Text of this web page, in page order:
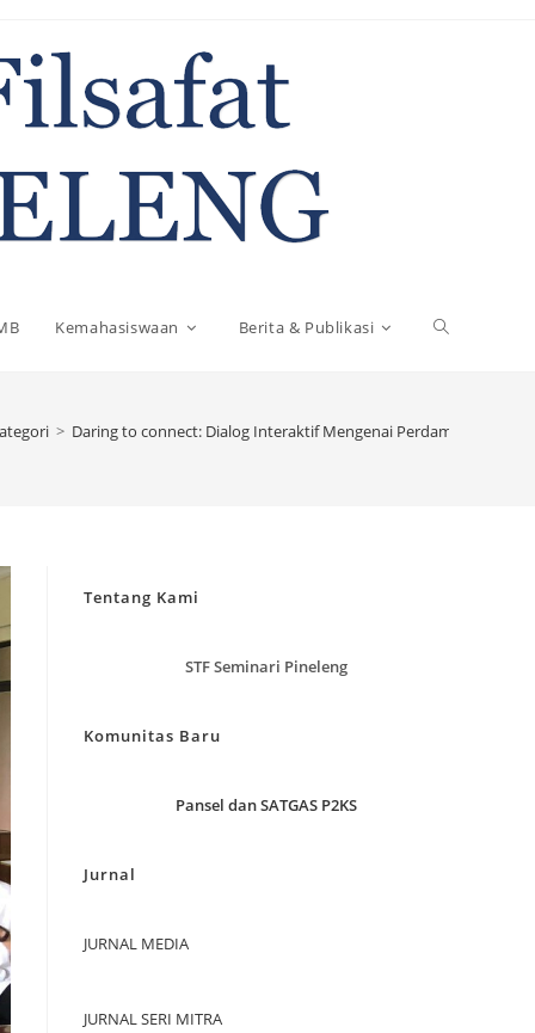
Kemahasiswaan Berita & Publikasi Toggle
> Daring to connect: Dialog Interaktif Mengenai Perdamaian
Tentang Kami
STF Seminari Pineleng
Komunitas Baru
Pansel dan SATGAS P2KS
Jurnal
JURNAL MEDIA
JURNAL SERI MITRA